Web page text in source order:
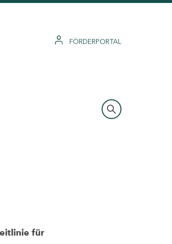
FÖRDERPORTAL
für